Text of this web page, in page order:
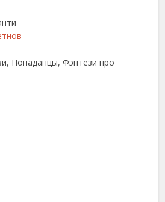
Попаданцы, Фэнтези про